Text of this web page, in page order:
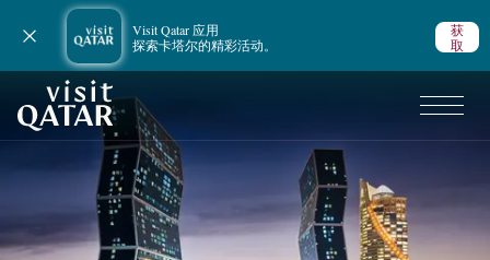
Visit Qatar 应用
探索卡塔尔的精彩活动。
获
取
关闭通知
VisitQatar 首页